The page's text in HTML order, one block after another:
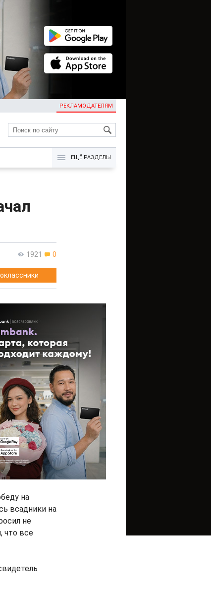
РЕКЛАМОДАТЕЛЯМ
KG
ЕЩЁ РАЗДЕЛЫ
1921 0
на
всадники на
не
что все